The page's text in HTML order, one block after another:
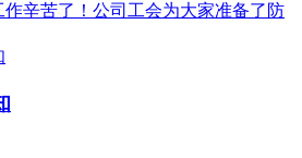
作辛苦了！公司工会为大家准备了防